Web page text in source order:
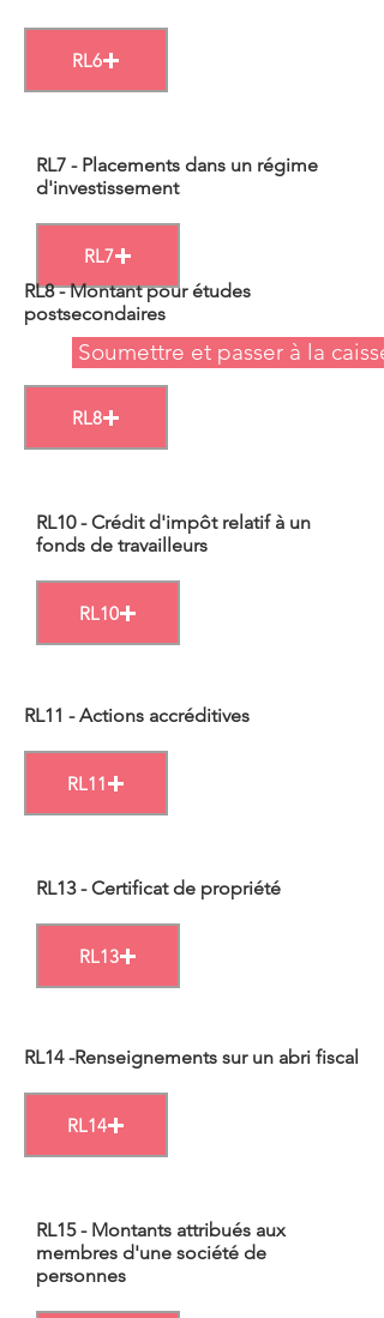
RL6
RL7 - Placements dans un régime
d'investissement
RL7
Soumettre et passer à la caisse
RL8 - Montant pour études
postsecondaires
RL8
RL10 - Crédit d'impôt relatif à un
fonds de travailleurs
RL10
RL11 - Actions accréditives
RL11
RL13 - Certificat de propriété
RL13
RL14 -Renseignements sur un abri fiscal
RL14
RL15 - Montants attribués aux
membres d'une société de
personnes